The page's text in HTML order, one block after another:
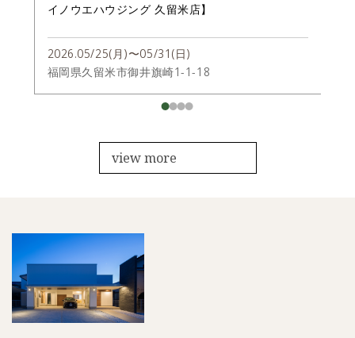
イノウエハウジング 久留米店】
2026.05/25(月)〜05/31(日)
福岡県久留米市御井旗崎1-1-18
view more